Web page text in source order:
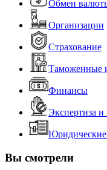
Обмен
Организации
Страхование
Таможенные
Финансы
Экспертиза и
Юридические
Вы смотрели